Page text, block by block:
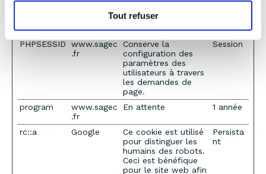
Tout refuser
que le site puisse
être correctement
formaté.
PHPSESSID
www.sagec
.fr
Conserve la
configuration des
paramètres des
utilisateurs à travers
les demandes de
page.
Session
program
www.sagec
.fr
En attente 1 année
rc::a Google
Ce cookie est utilisé
pour distinguer les
humains des robots.
Ceci est bénéfique
pour le site web afin
Persista
nt